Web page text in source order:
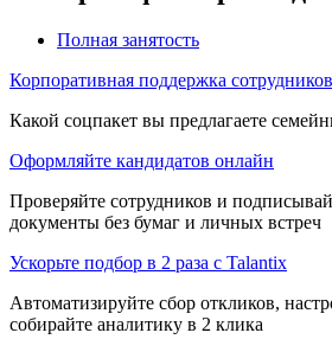
Полная занятость
Корпоративная поддержка сотрудников
Какой соцпакет вы предлагаете
Оформляйте кандидатов онлайн
Проверяйте сотрудников и
документы без бумаг и личных встреч
Ускорьте подбор в 2 раза с Talantix
Автоматизируйте сбор откликов,
собирайте аналитику в 2 клика